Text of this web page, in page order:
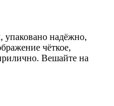
упаковано надёжно,
чёткое,
Вешайте на